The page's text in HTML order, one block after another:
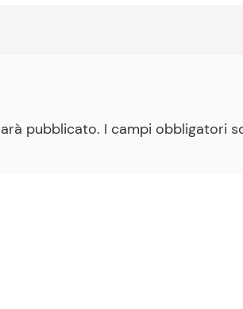
pubblicato. I campi obbligatori